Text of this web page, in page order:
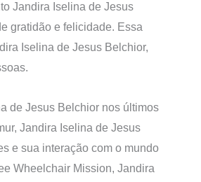
Jandira Iselina de Jesus
gratidão e felicidade. Essa
Iselina de Jesus Belchior,
de Jesus Belchior nos últimos
Jandira Iselina de Jesus
e sua interação com o mundo
Wheelchair Mission, Jandira